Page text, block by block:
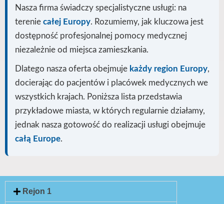
Nasza firma świadczy specjalistyczne usługi: na
terenie całej Europy. Rozumiemy, jak kluczowa jest
dostępność profesjonalnej pomocy medycznej
niezależnie od miejsca zamieszkania.
Dlatego nasza oferta obejmuje każdy region Europy,
docierając do pacjentów i placówek medycznych we
wszystkich krajach. Poniższa lista przedstawia
przykładowe miasta, w których regularnie działamy,
jednak nasza gotowość do realizacji usługi obejmuje
całą Europe.
Rejon 1